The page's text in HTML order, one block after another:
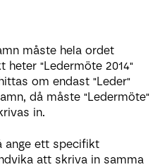
måste hela ordet
heter "Ledermöte 2014"
om endast "Leder"
då måste "Ledermöte"
in.
ange ett specifikt
att skriva in samma